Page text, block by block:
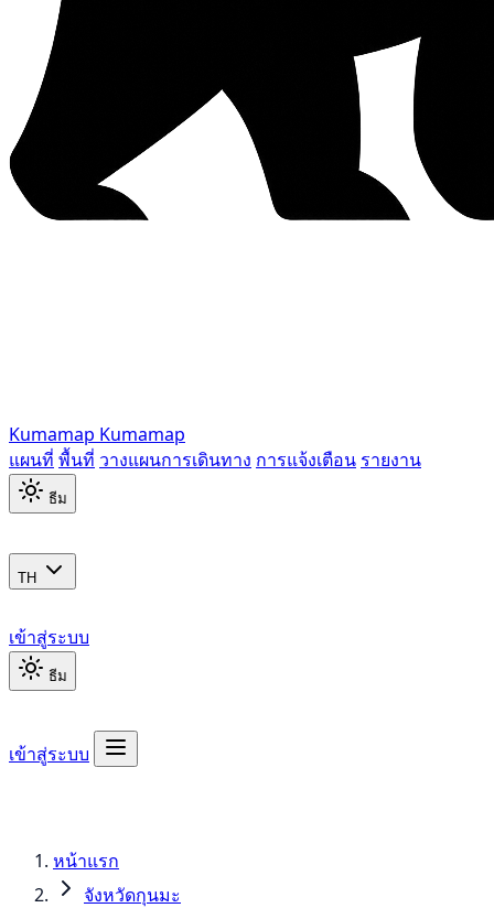
Kumamap Kumamap
แผนที่ พื้นที่ วางแผนการเดินทาง การแจ้งเตือน รายงาน
ธีม
TH
เข้าสู่ระบบ
ธีม
เข้าสู่ระบบ
หน้าแรก
จังหวัดกุนมะ